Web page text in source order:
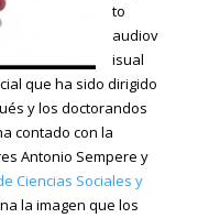
to
audiov
isual
que ha sido dirigido
y los doctorandos
contado con la
Antonio Sempere y
Ciencias Sociales y
la imagen que los